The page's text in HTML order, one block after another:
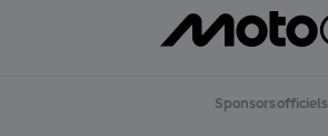
Sponsors officiels